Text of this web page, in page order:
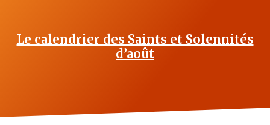
Le calendrier des Saints et Solennités
d’août